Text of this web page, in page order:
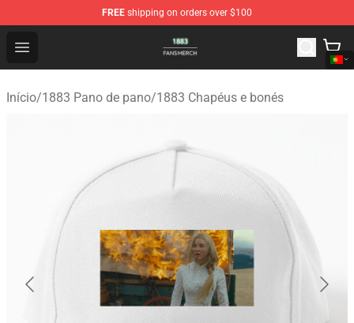
FREE shipping on orders over $100
Open menu
1883 Shop - Official 1883 Merchandise Store
Início/1883 Pano de pano/1883 Chapéus e bonés